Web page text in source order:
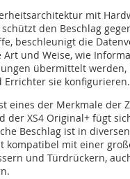
mit
schützt den Beschlag
beschleunigt die
Art und Weise, wie
übermittelt werden,
Errichter sie konfigurieren.
eines der Merkmale der
der XS4 Original+ fügt
Beschlag ist in
kompatibel mit einer
und Türdrückern,